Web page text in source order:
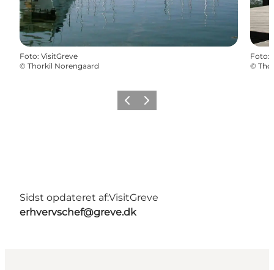
Foto: VisitGreve
© Thorkil Norengaard
Foto:
©
ForrigeNæste
Sidst opdateret af:VisitGreve
erhvervschef@greve.dk